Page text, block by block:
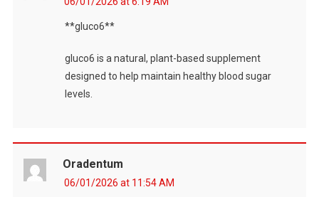
**gluco6**
gluco6 is a natural, plant-based supplement
designed to help maintain healthy blood sugar
levels.
Oradentum
06/01/2026 at 11:54 AM